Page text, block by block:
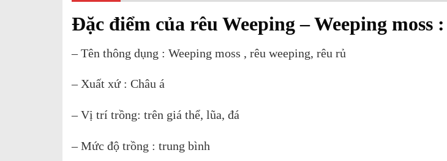
Đặc điểm của rêu Weeping – Weeping moss :
– Tên thông dụng : Weeping moss , rêu weeping, rêu rủ
– Xuất xứ : Châu á
– Vị trí trồng: trên giá thể, lũa, đá
– Mức độ trồng : trung bình